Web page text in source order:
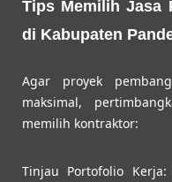
Tips Memilih Jasa
di Kabupaten
Agar proyek
maksimal,
memilih kontraktor:
Tinjau Portofolio Kerja: